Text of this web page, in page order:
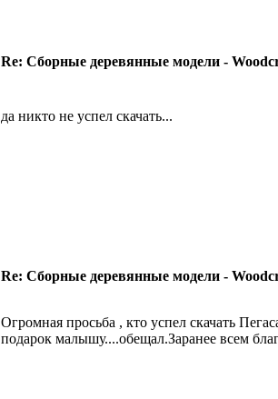
Re: Сборные деревянные модели -
да никто не успел скачать...
Re: Сборные деревянные модели -
Огромная просьба , кто успел скачать
подарок малышу....обещал.Заранее всем